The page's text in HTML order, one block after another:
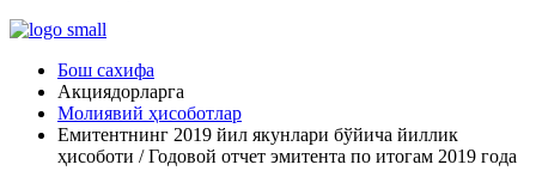
Бош сахифа
Акциядорларга
Молиявий ҳисоботлар
Емитентнинг 2019 йил якунлари бўйича йиллик
ҳисоботи / Годовой отчет эмитента по итогам 2019 года